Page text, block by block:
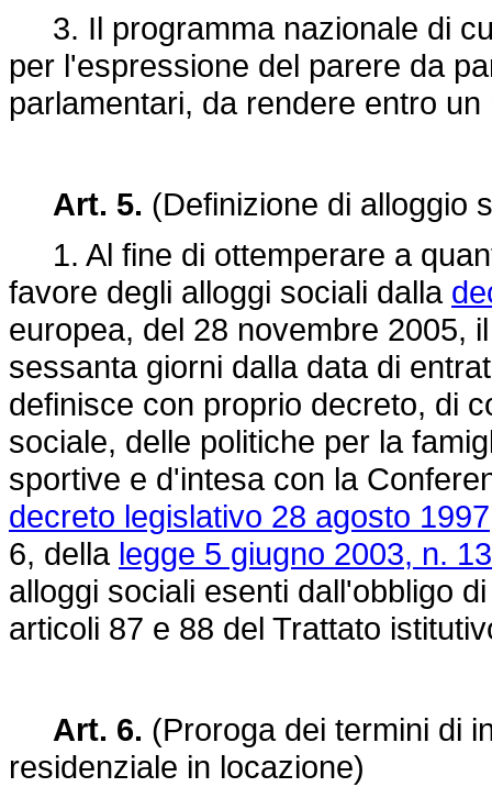
3. Il programma nazionale di
per l'espressione del parere da
parlamentari, da rendere entro
Art. 5. (Definizione di alloggio
1. Al fine di ottemperare a
favore degli alloggi sociali dalla
europea, del 28 novembre 2005,
sessanta giorni dalla data di
definisce con proprio decreto, di
sociale, delle politiche per la
sportive e d'intesa con la
decreto legislativo 28 agosto
6, della legge 5 giugno 2003, n.
alloggi sociali esenti dall'obbligo
articoli 87 e 88 del Trattato
Art. 6. (Proroga dei termini di
residenziale in locazione)